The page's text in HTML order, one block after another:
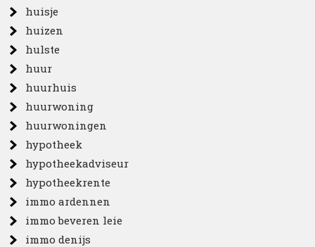
huisje
huizen
hulste
huur
huurhuis
huurwoning
huurwoningen
hypotheek
hypotheekadviseur
hypotheekrente
immo ardennen
immo beveren leie
immo denijs